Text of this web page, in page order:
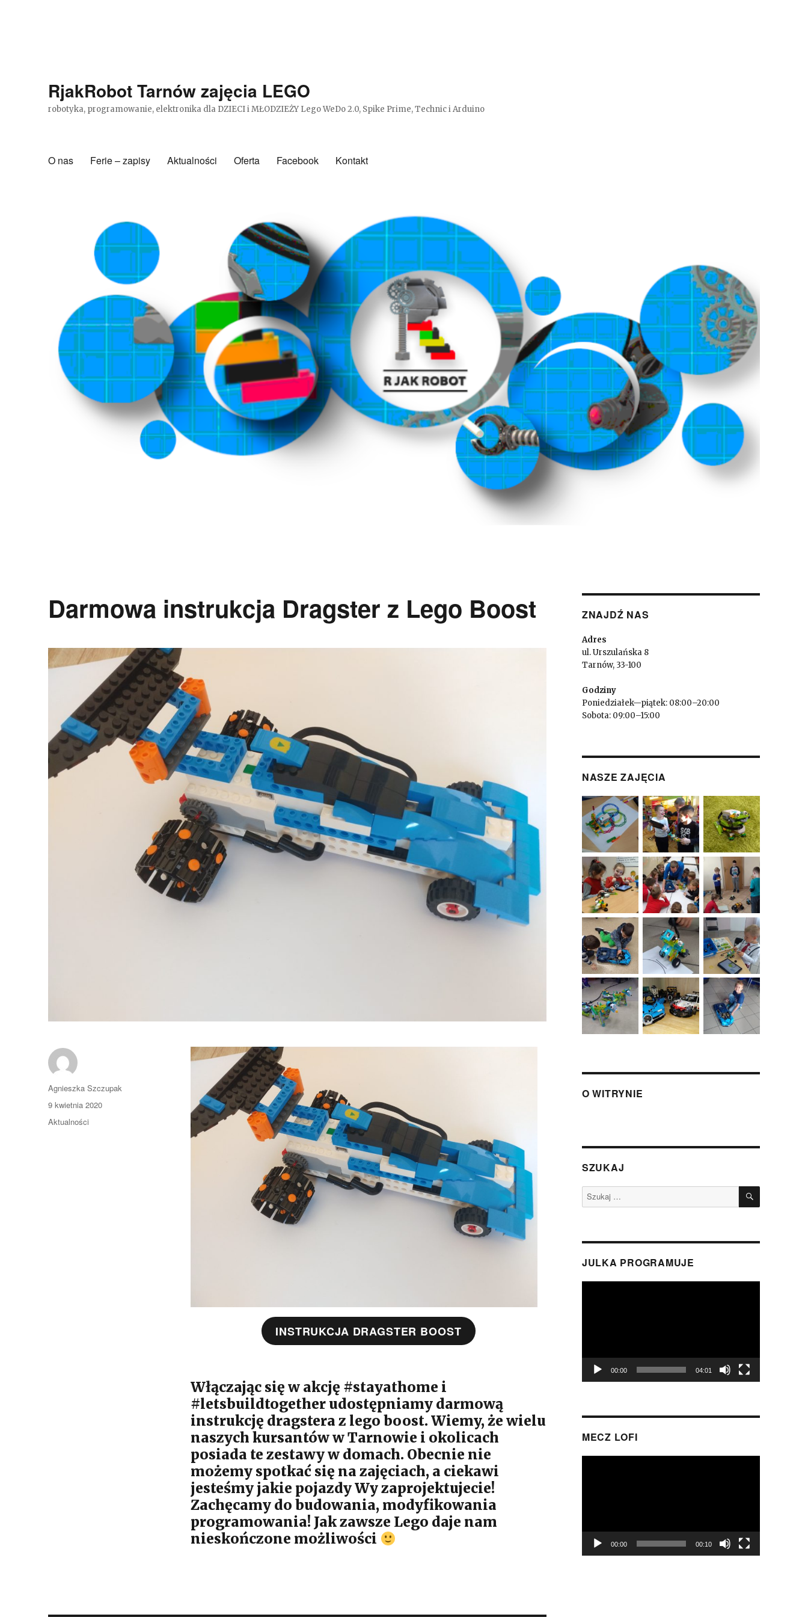
RjakRobot Tarnów zajęcia LEGO
robotyka, programowanie, elektronika dla DZIECI i MŁODZIEŻY Lego WeDo 2.0, Spike Prime, Technic i Arduino
O nas Ferie – zapisy Aktualności Oferta Facebook Kontakt
Darmowa instrukcja Dragster z Lego Boost
INSTRUKCJA DRAGSTER BOOST
Włączając się w akcję #stayathome i
#letsbuildtogether udostępniamy darmową
instrukcję dragstera z lego boost. Wiemy, że wielu
naszych kursantów w Tarnowie i okolicach
posiada te zestawy w domach. Obecnie nie
możemy spotkać się na zajęciach, a ciekawi
jesteśmy jakie pojazdy Wy zaprojektujecie!
Zachęcamy do budowania, modyfikowania
programowania! Jak zawsze Lego daje nam
nieskończone możliwości
Autor
Agnieszka Szczupak
Opublikowano
9 kwietnia 2020
Kategorie
Aktualności
ZNAJDŹ NAS
Adres
ul. Urszulańska 8
Tarnów, 33-100
Godziny
Poniedziałek—piątek: 08:00–20:00
Sobota: 09:00–15:00
NASZE ZAJĘCIA
O WITRYNIE
SZUKAJ
Szukaj: SZUKAJ
JULKA PROGRAMUJE
00:00 04:01
MECZ LOFI
00:00 00:10